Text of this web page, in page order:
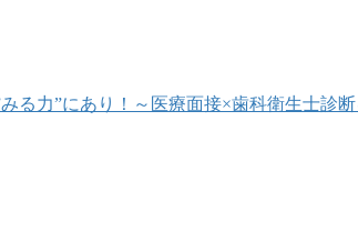
る力”にあり！～医療面接×歯科衛生士診